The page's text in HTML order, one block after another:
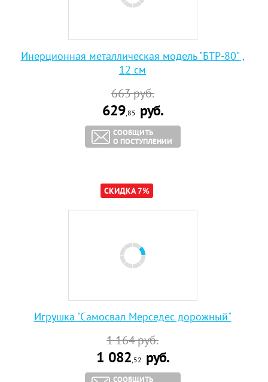
Инерционная металлическая модель "БТР-80" ,
12 см
663руб.
629,85 руб.
СООБЩИТЬ
О ПОСТУПЛЕНИИ
СКИДКА 7%
Игрушка "Самосвал Мерседес дорожный"
1 164руб.
1 082,52 руб.
СООБЩИТЬ